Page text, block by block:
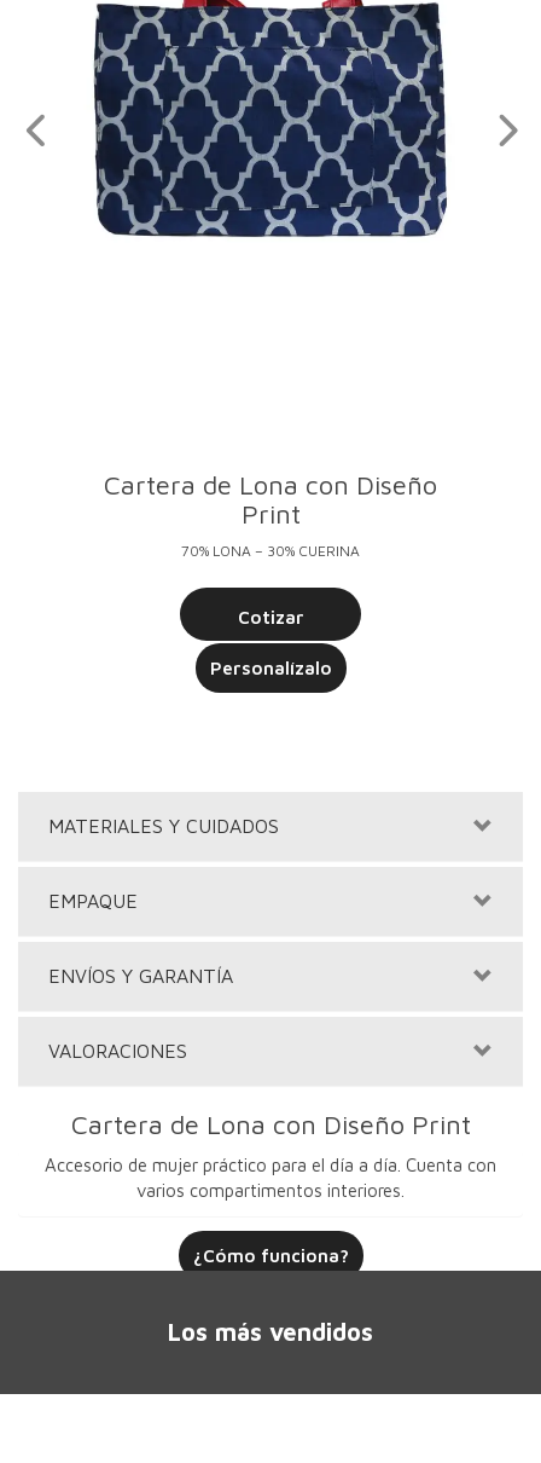
Cartera de Lona con Diseño
Print
70% LONA – 30% CUERINA
Cotizar
Personalízalo
MATERIALES Y CUIDADOS
EMPAQUE
ENVÍOS Y GARANTÍA
VALORACIONES
Cartera de Lona con Diseño Print
Accesorio de mujer práctico para el día a día. Cuenta con
varios compartimentos interiores.
¿Cómo funciona?
Los más vendidos